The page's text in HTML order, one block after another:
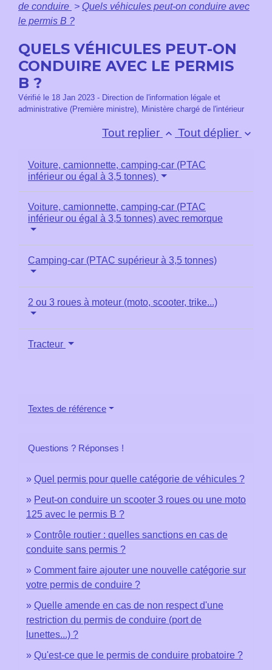
de conduire > Quels véhicules peut-on conduire avec
le permis B ?
QUELS VÉHICULES PEUT-ON
CONDUIRE AVEC LE PERMIS
B ?
Vérifié le 18 Jan 2023 - Direction de l'information légale et
administrative (Première ministre), Ministère chargé de l'intérieur
Tout replier keyboard_arrow_up Tout déplier keyboard_arrow_down
Voiture, camionnette, camping-car (PTAC
inférieur ou égal à 3,5 tonnes)
Voiture, camionnette, camping-car (PTAC
inférieur ou égal à 3,5 tonnes) avec remorque
Camping-car (PTAC supérieur à 3,5 tonnes)
2 ou 3 roues à moteur (moto, scooter, trike...)
Tracteur
Textes de référence
Questions ? Réponses !
Quel permis pour quelle catégorie de véhicules ?
Peut-on conduire un scooter 3 roues ou une moto
125 avec le permis B ?
Contrôle routier : quelles sanctions en cas de
conduite sans permis ?
Comment faire ajouter une nouvelle catégorie sur
votre permis de conduire ?
Quelle amende en cas de non respect d'une
restriction du permis de conduire (port de
lunettes...) ?
Qu'est-ce que le permis de conduire probatoire ?